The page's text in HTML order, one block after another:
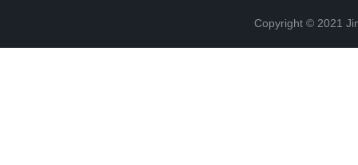
Copyright © 2021